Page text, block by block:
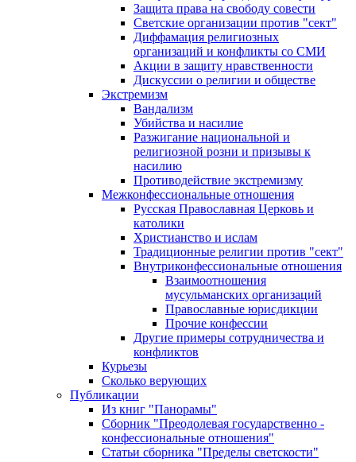
Защита права на свободу совести
Светские организации против "сект"
Диффамация религиозных
организаций и конфликты со СМИ
Акции в защиту нравственности
Дискуссии о религии и обществе
Экстремизм
Вандализм
Убийства и насилие
Разжигание национальной и
религиозной розни и призывы к
насилию
Противодействие экстремизму
Межконфессиональные отношения
Русская Православная Церковь и
католики
Христианство и ислам
Традиционные религии против "сект"
Внутриконфессиональные отношения
Взаимоотношения
мусульманских организаций
Православные юрисдикции
Прочие конфессии
Другие примеры сотрудничества и
конфликтов
Курьезы
Сколько верующих
Публикации
Из книг "Панорамы"
Сборник "Преодолевая государственно -
конфессиональные отношения"
Статьи сборника "Пределы светскости"